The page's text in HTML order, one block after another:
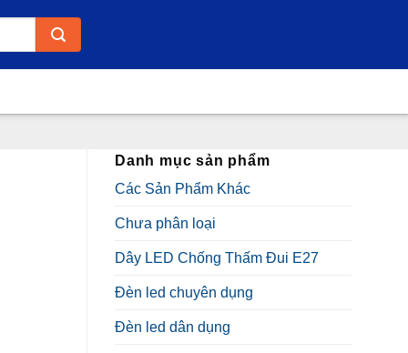
Danh mục sản phẩm
Các Sản Phẩm Khác
Chưa phân loại
Dây LED Chống Thấm Đui E27
Đèn led chuyên dụng
Đèn led dân dụng